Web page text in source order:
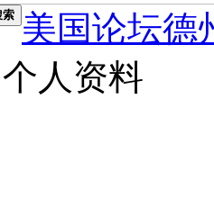
索
美国论坛德
个人资料